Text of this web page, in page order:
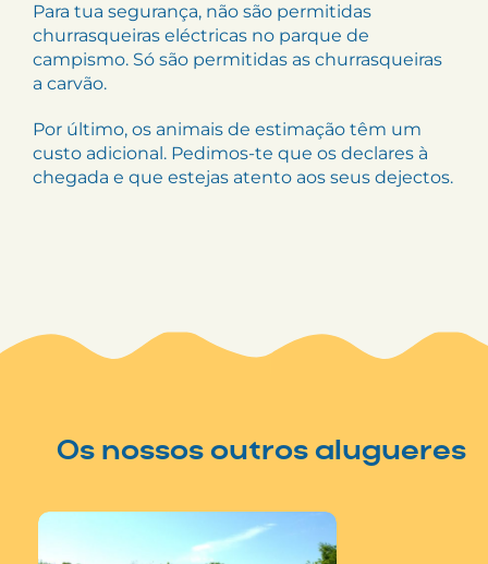
Para tua segurança, não são permitidas
churrasqueiras eléctricas no parque de
campismo. Só são permitidas as churrasqueiras
a carvão.
Por último, os animais de estimação têm um
custo adicional. Pedimos-te que os declares à
chegada e que estejas atento aos seus dejectos.
Os nossos outros alugueres